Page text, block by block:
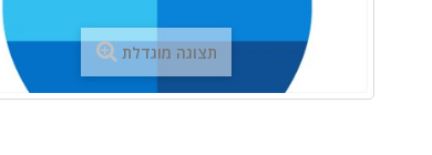
תצוגה מוגדלת